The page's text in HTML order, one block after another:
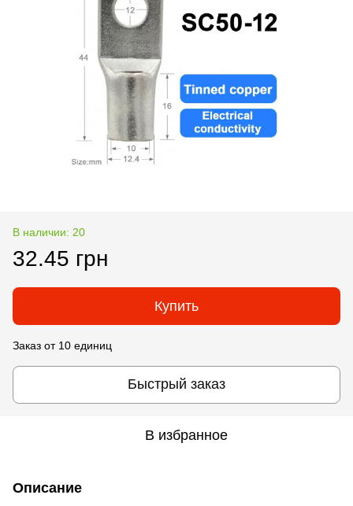
В наличии: 20
32.45 грн
Купить
Заказ от 10 единиц
Быстрый заказ
В избранное
Описание